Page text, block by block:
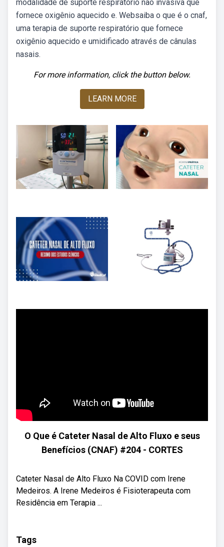
modalidade de suporte respiratório não invasiva que
fornece oxigênio aquecido e. Websaiba o que é o cnaf,
uma terapia de suporte respiratório que fornece
oxigênio aquecido e umidificado através de cânulas
nasais.
For more information, click the button below.
LEARN MORE
O Que é Cateter Nasal de Alto Fluxo e seus
Benefícios (CNAF) #204 - CORTES
Cateter Nasal de Alto Fluxo Na COVID com Irene
Medeiros. A Irene Medeiros é Fisioterapeuta com
Residência em Terapia ...
Tags